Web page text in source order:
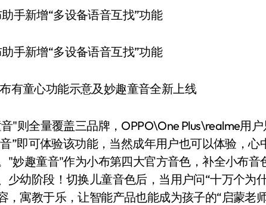
童心功能示意及妙趣童音全新上线
全量覆盖三品牌，OPPO\One Plus\realme用户
”即可体验该功能，当然成年用户也可以体验，心
"妙趣童音"作为小布第四大官方音色，补全小布音
少幼阶段！切换儿童音色后，当用户问“十万个为
寓教于乐，让智能产品也能成为孩子的“启蒙老师